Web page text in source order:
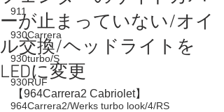
911
930Carrera
930turbo/S
930RUF
964Carrera2/Werks turbo look/4/RS
ーが止まっていない/オイ
ル交換/ヘッドライトを
LEDに変更
【964Carrera2 Cabriolet】